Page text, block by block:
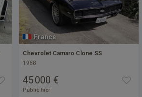
France
Chevrolet Camaro Clone SS
1968
45 000 €
Publié hier